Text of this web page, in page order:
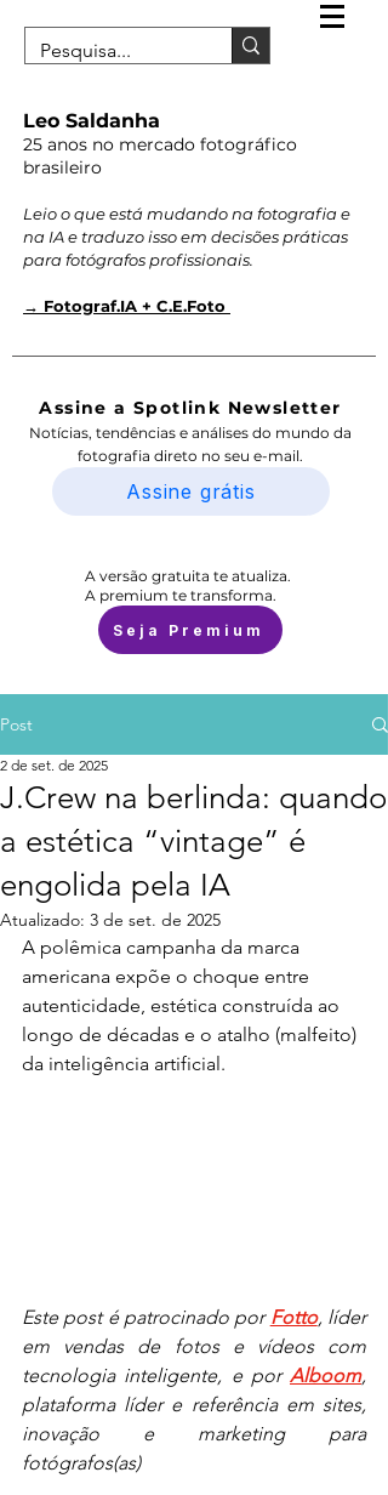
Leo Saldanha
25 anos no mercado fotográfico
brasileiro
Leio o que está mudando na fotografia e
na IA e traduzo isso em decisões práticas
para fotógrafos profissionais.
→ Fotograf.IA + C.E.Foto
Assine a Spotlink Newsletter
Notícias, tendências e análises do mundo da
fotografia direto no seu e-mail.
Assine grátis
A versão gratuita te atualiza.
A premium te transforma.
Seja Premium
Post
J.Crew na berlinda: quando
a estética “vintage” é
engolida pela IA
2 de set. de 2025
Atualizado: 3 de set. de 2025
A polêmica campanha da marca
americana expõe o choque entre
autenticidade, estética construída ao
longo de décadas e o atalho (malfeito)
da inteligência artificial.
Este post é patrocinado por Fotto, líder
em vendas de fotos e vídeos com
tecnologia inteligente, e por Alboom,
plataforma líder e referência em sites,
inovação e marketing para
fotógrafos(as)